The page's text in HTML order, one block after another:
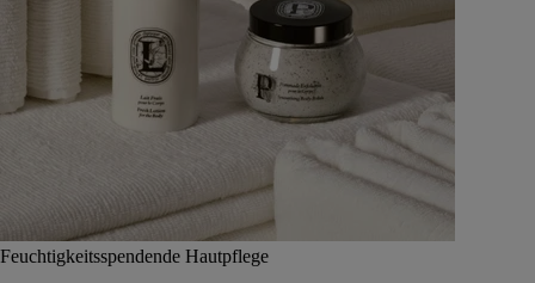
Feuchtigkeitsspendende Hautpflege